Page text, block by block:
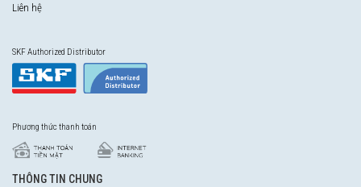
Liên hệ
SKF Authorized Distributor
Phương thức thanh toán
THÔNG TIN CHUNG